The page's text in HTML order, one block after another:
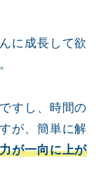
に成長して欲
すし、時間の
が、簡単に解
が一向に上が